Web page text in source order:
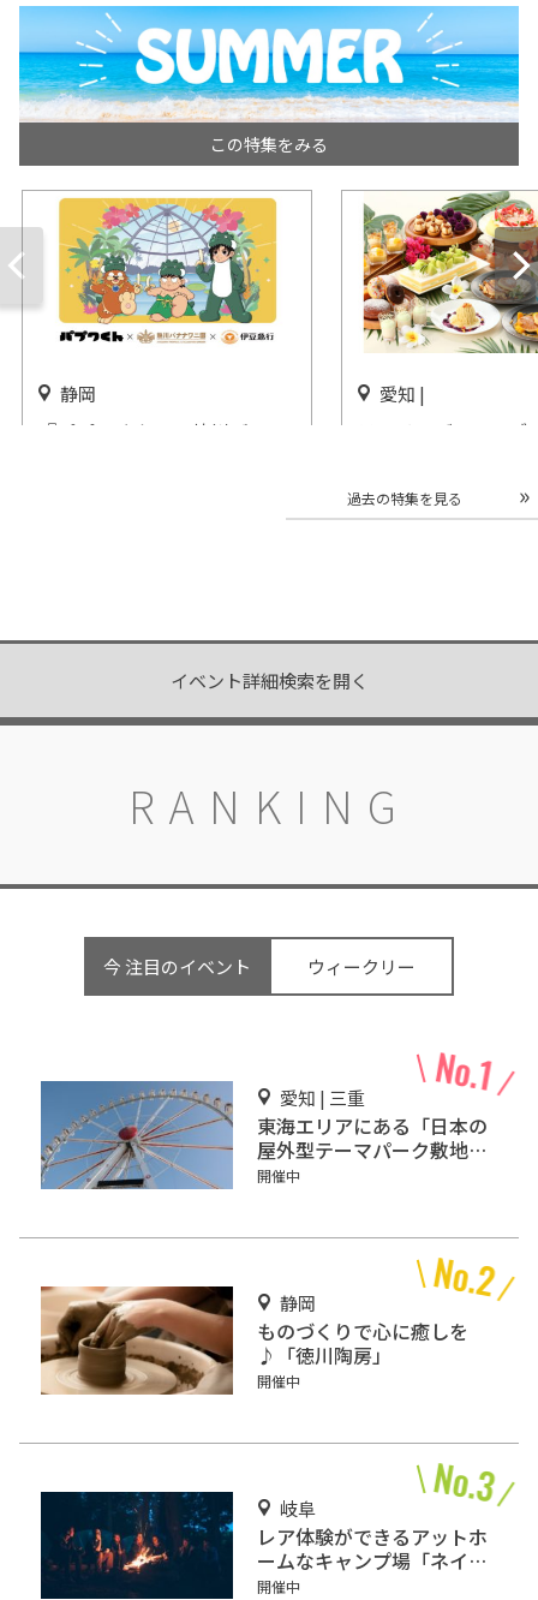
イベント詳細検索を開く
RANKING
今 注目のイベント ウィークリー
愛知 | 三重
東海エリアにある「日本の
屋外型テーマパーク敷地面
積ランキング」入りしてい
開催中
静岡
ものづくりで心に癒しを
♪「徳川陶房」
開催中
岐阜
レア体験ができるアットホ
ームなキャンプ場「ネイチ
ャーランドかみのほ」
開催中
この特集をみる
静岡
『パプワくん』×熱川バナナ
愛知 |
ランチ＆ディナーブ
屋プリンスホテル
ーで開催
過去の特集を見る